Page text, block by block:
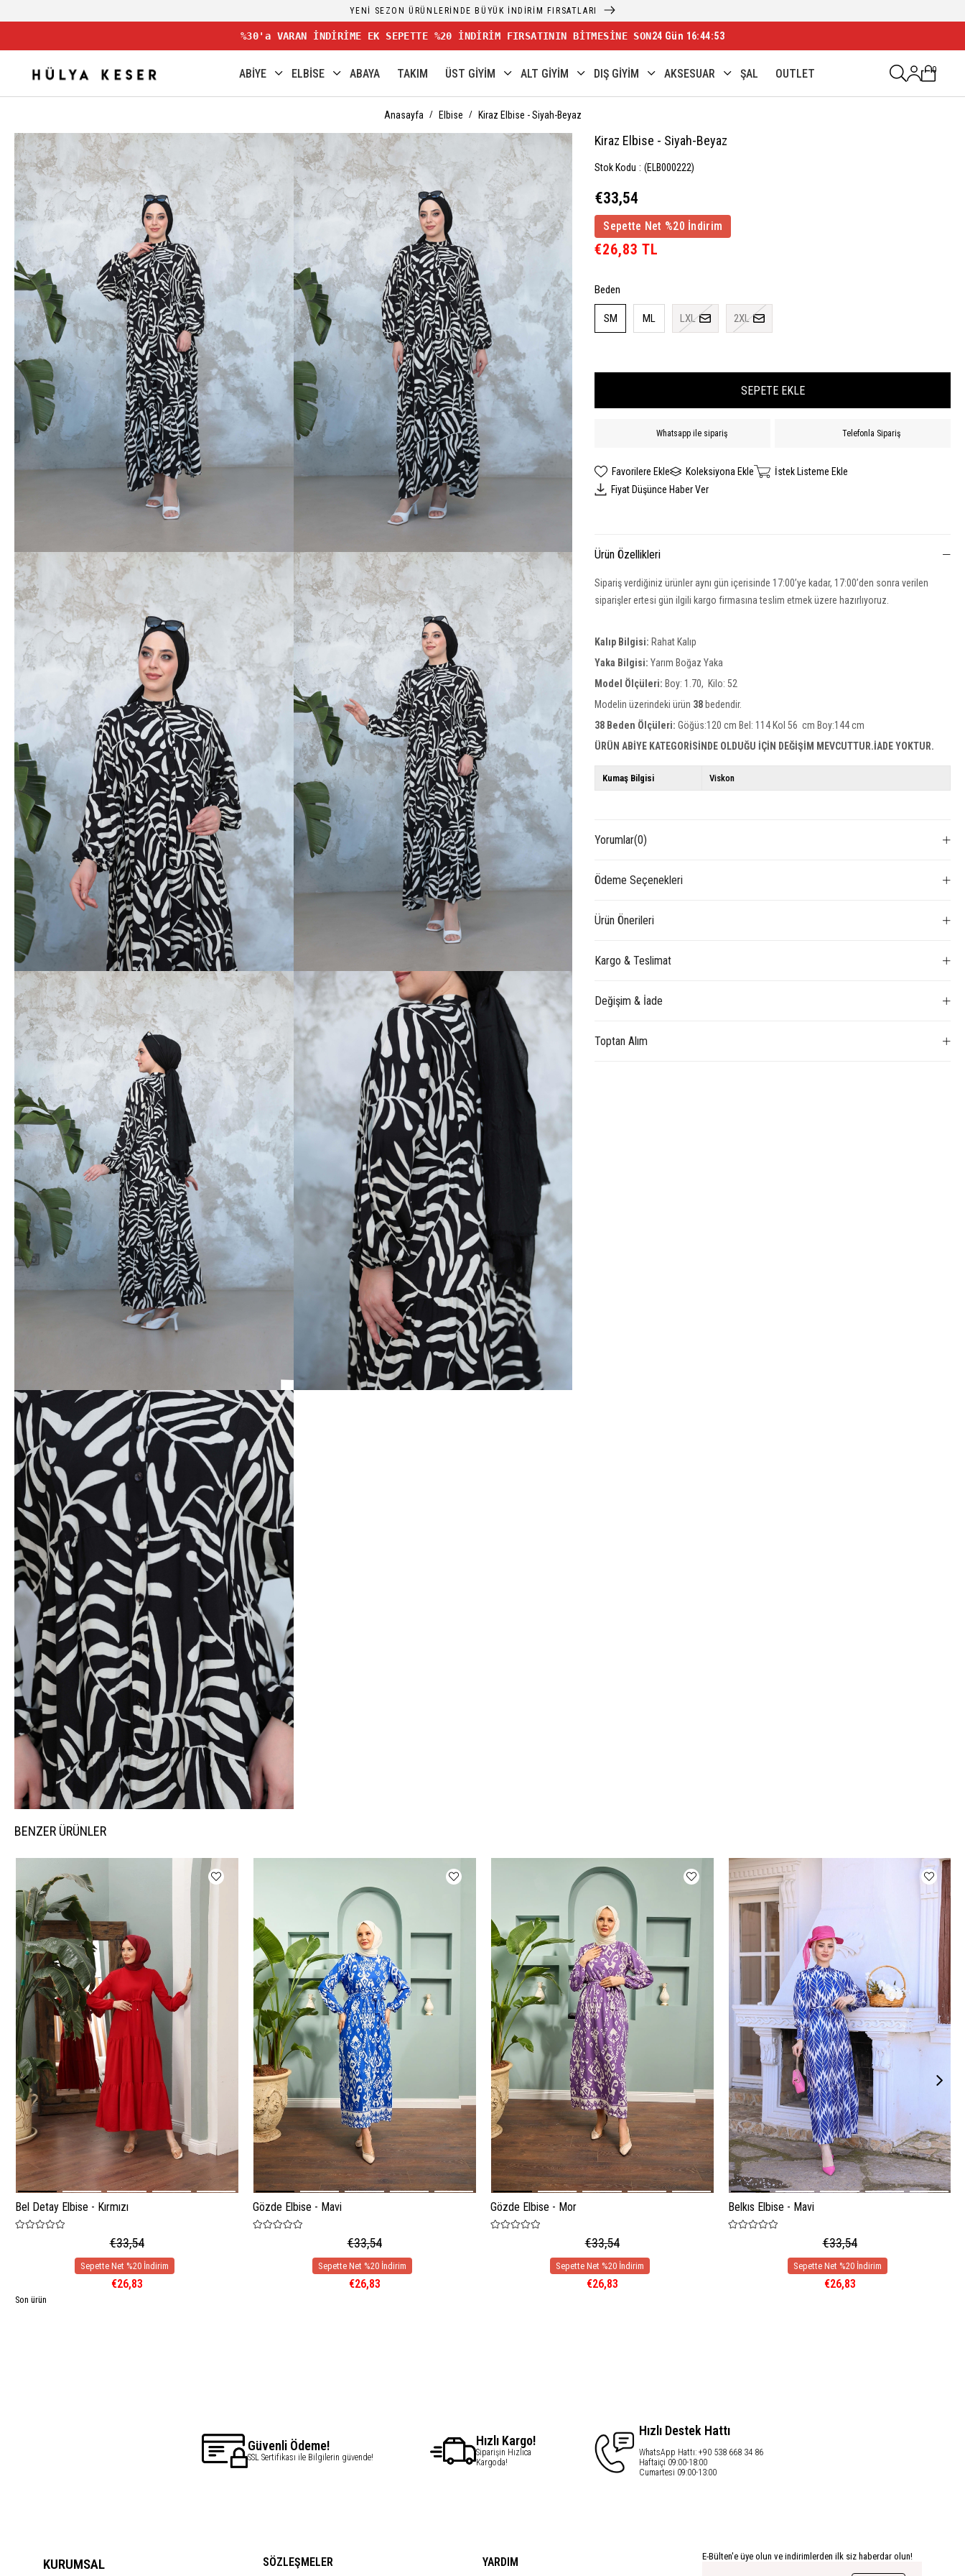
YENİ SEZON ÜRÜNLERİNDE BÜYÜK İNDİRİM FIRSATLARI
%30'a VARAN İNDİRİME EK SEPETTE %20 İNDİRİM FIRSATININ BİTMESİNE SON24 Gün 16:44:51
ABİYE ELBİSE ABAYA TAKIM ÜST GİYİM ALT GİYİM DIŞ GİYİM AKSESUAR ŞAL OUTLET 0
Anasayfa Elbise Kiraz Elbise - Siyah-Beyaz
Kiraz Elbise - Siyah-Beyaz
Stok Kodu (ELB000222)
€33,54
Sepette Net %20 İndirim
€26,83 TL
Beden
SM ML LXL 2XL
Whatsapp ile sipariş Telefonla Sipariş
Favorilere Ekle Koleksiyona Ekle
İstek Listeme Ekle
Fiyat Düşünce Haber Ver
Ürün Özellikleri
Sipariş verdiğiniz ürünler aynı gün içerisinde 17:00’ye kadar, 17:00’den sonra verilen
siparişler ertesi gün ilgili kargo firmasına teslim etmek üzere hazırlıyoruz.
Kalıp Bilgisi: Rahat Kalıp
Yaka Bilgisi:Yarım Boğaz Yaka
Model Ölçüleri: Boy: 1.70, Kilo: 52
Modelin üzerindeki ürün 38 bedendir.
38 Beden Ölçüleri: Göğüs:120 cm Bel: 114 Kol 56 cm Boy:144 cm
ÜRÜN ABİYE KATEGORİSİNDE OLDUĞU İÇİN DEĞİŞİM MEVCUTTUR.İADE YOKTUR.
Kumaş Bilgisi Viskon
Yorumlar(0)
Ödeme Seçenekleri
Ürün Önerileri
Kargo & Teslimat
Değişim & İade
Toptan Alım
BENZER ÜRÜNLER
Bel Detay Elbise - Kırmızı
€33,54
€26,83
Son ürün
Gözde Elbise - Mavi
€33,54
€26,83
Gözde Elbise - Mor
€33,54
€26,83
Belkıs Elbise - Mavi
€33,54
€26,83
Güvenli Ödeme!
SSL Sertifikası ile Bilgilerin güvende!
Hızlı Kargo!
Siparişin Hızlıca
Kargoda!
Hızlı Destek Hattı
WhatsApp Hattı: +90 538 668 34 86
Haftaiçi 09:00-18:00
Cumartesi 09:00-13:00
KURUMSAL SÖZLEŞMELER YARDIM E-Bülten'e üye olun ve indirimlerden ilk siz haberdar olun!